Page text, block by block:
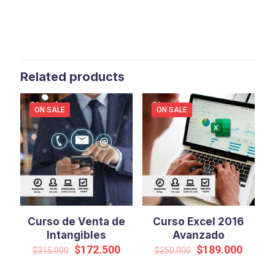
Related products
ON SALE
Curso de Venta de
Intangibles
$315.000 Original
$172.500Current
ON SALE
Curso Excel 2016
Avanzado
$250.000 Original
$189.000